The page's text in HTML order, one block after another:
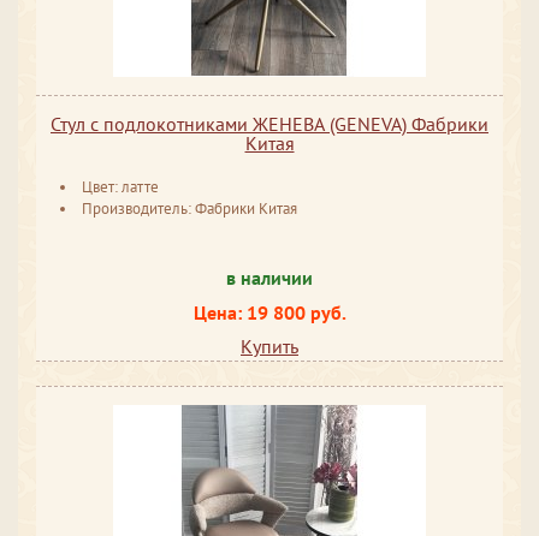
Стул с подлокотниками ЖЕНЕВА (GENEVA) Фабрики
Китая
Цвет: латте
Производитель: Фабрики Китая
в наличии
Цена: 19 800 руб.
Купить